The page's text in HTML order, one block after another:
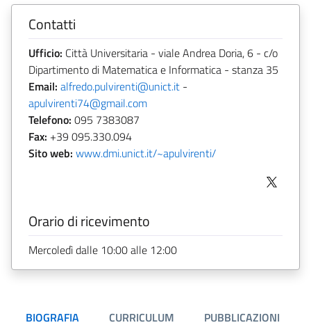
Contatti
Ufficio: Città Universitaria - viale Andrea Doria, 6 - c/o
Dipartimento di Matematica e Informatica - stanza 35
Email: alfredo.pulvirenti@unict.it -
apulvirenti74@gmail.com
Telefono: 095 7383087
Fax: +39 095.330.094
Sito web: www.dmi.unict.it/~apulvirenti/
Orario di ricevimento
Mercoledì dalle 10:00 alle 12:00
BIOGRAFIA CURRICULUM PUBBLICAZIONI